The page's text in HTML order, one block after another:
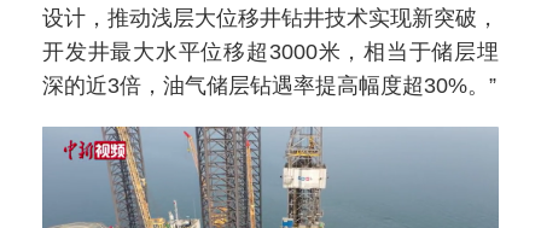
设计，推动浅层大位移井钻井技术实现新突破，
开发井最大水平位移超3000米，相当于储层埋
深的近3倍，油气储层钻遇率提高幅度超30%。”